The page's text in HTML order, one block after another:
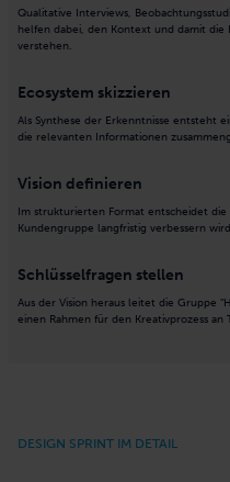
Qualitative Interviews,
helfen dabei, den Kontext und damit
verstehen.
Ecosystem skizzieren
Als Synthese der Erkenntnisse entsteht
die relevanten Informationen
Vision definieren
Im strukturierten Format entscheidet
Kundengruppe langfristig verbessern
Schlüsselfragen stellen
Aus der Vision heraus leitet die Gruppe
einen Rahmen für den Kreativprozess an
DESIGN SPRINT IM DETAIL